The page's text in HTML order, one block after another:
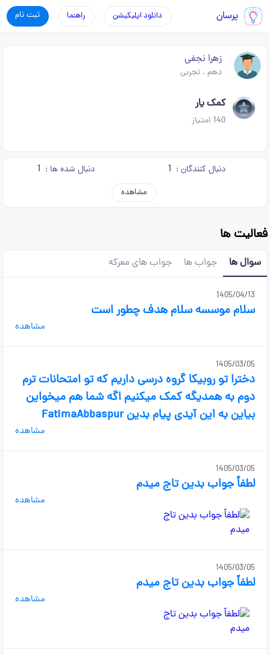
پرسان ثبت نام راهنما دانلود اپلیکیشن
زهرا نجفی
دهم .تجربی
کمک یار
140 امتیاز
دنبال کنندگان : 1 دنبال شده ها : 1
مشاهده
فعالیت ها
سوال ها جواب ها جواب های معرکه
1405/04/13
سلام موسسه سلام هدف چطور است
مشاهده
1405/03/05
دخترا تو روبیکا گروه درسی داریم که تو امتحانات ترم
دوم به همدیگه کمک میکنیم اگه شما هم میخواین
بیاین به این آیدی پیام بدین FatimaAbbaspur
مشاهده
1405/03/05
لطفاً جواب بدین تاج میدم
مشاهده
1405/03/05
لطفاً جواب بدین تاج میدم
مشاهده